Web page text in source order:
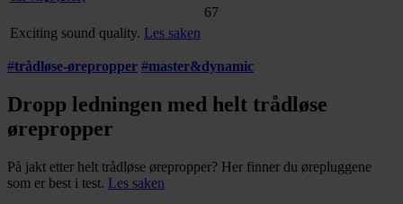
Exciting sound quality. Les saken
67
#trådløse-ørepropper #master&dynamic
Dropp ledningen med helt trådløse
ørepropper
På jakt etter helt trådløse ørepropper? Her finner du ørepluggene
som er best i test. Les saken